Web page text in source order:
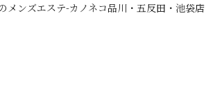
メンズエステ-カノネコ品川・五反田・池袋店